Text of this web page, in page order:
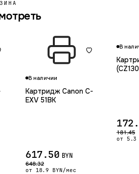
В наличии
Картридж Canon C-
EXV 51BK
617.50 BYN
648.32
от 18.9 BYN/мес
В
181.45
от 5.3